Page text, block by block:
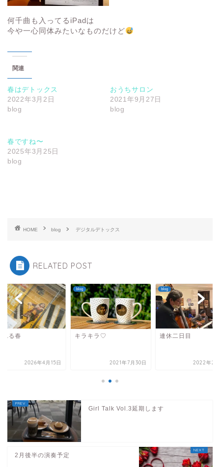
何千曲も入ってるiPadは
今や一心同体みたいなものだけど
関連
春はデトックス
2022年3月2日
blog
おうちサロン
2021年9月27日
blog
春ですね〜
2025年3月25日
blog
HOME blog デジタルデトックス
RELATED POST
れる春
2026年4月15日
blog
キラキラ♡
2021年7月30日
blog
連休二日目
2022年2
Girl Talk Vol.3延期します
2月後半の演奏予定